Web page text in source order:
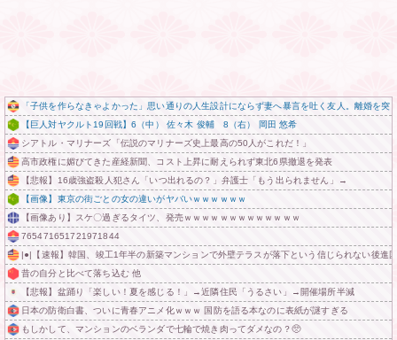
「子供を作らなきゃよかった」思い通りの人生設計にならず妻へ暴言を吐く友人。離婚を
【巨人対ヤクルト19回戦】6（中） 佐々木 俊輔 8（右） 岡田 悠希
シアトル・マリナーズ「伝説のマリナーズ史上最高の50人がこれだ！」
高市政権に媚びてきた産経新聞、コスト上昇に耐えられず東北6県撤退を発表
【悲報】16歳強盗殺人犯さん「いつ出れるの？」弁護士「もう出られません」→
【画像】東京の街ごとの女の違いがヤバいｗｗｗｗｗｗ
【画像あり】スケ〇過ぎるタイツ、発売ｗｗｗｗｗｗｗｗｗｗｗｗｗ
765471651721971844
|●|【速報】韓国、竣工1年半の新築マンションで外壁テラスが落下という信じられない後進
昔の自分と比べて落ち込む 他
【悲報】盆踊り「楽しい！夏を感じる！」→近隣住民「うるさい」→開催場所半減
日本の防衛白書、ついに青春アニメ化ｗｗｗ 国防を語る本なのに表紙が謎すぎる
もしかして、マンションのベランダで七輪で焼き肉ってダメなの？🥺